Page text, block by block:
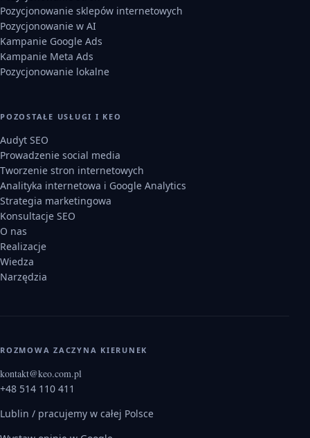
Pozycjonowanie sklepów internetowych
Pozycjonowanie w AI
Kampanie Google Ads
Kampanie Meta Ads
Pozycjonowanie lokalne
POZOSTAŁE USŁUGI I KEO
Audyt SEO
Prowadzenie social media
Tworzenie stron internetowych
Analityka internetowa i Google Analytics
Strategia marketingowa
Konsultacje SEO
O nas
Realizacje
Wiedza
Narzędzia
ROZMOWA ZACZYNA KIERUNEK
kontakt@keo.com.pl
+48 514 110 411
Lublin / pracujemy w całej Polsce